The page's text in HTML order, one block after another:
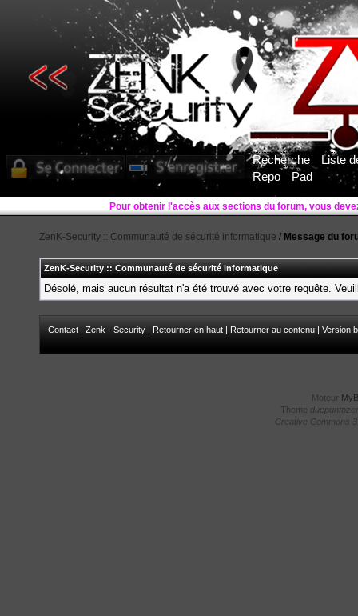
Recherche
Liste
Repo
Pad
ZenK-Security :: Communauté de sécurité informatique / Message du
ZenK-Security :: Communauté de sécurité informatique
Désolé, mais aucun résultat n'a été trouvé avec votre requête.
Contact | Zenk - Security | Retourner en haut | Retourner au contenu | Version
Moteur
Theme
Creative Commons